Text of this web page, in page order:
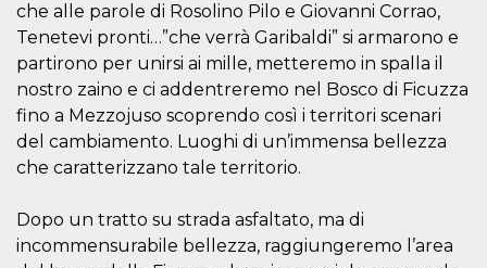
che alle parole di Rosolino Pilo e Giovanni Corrao,
Tenetevi pronti…”che verrà Garibaldi” si armarono e
partirono per unirsi ai mille, metteremo in spalla il
nostro zaino e ci addentreremo nel Bosco di Ficuzza
fino a Mezzojuso scoprendo così i territori scenari
del cambiamento. Luoghi di un’immensa bellezza
che caratterizzano tale territorio.
Dopo un tratto su strada asfaltato, ma di
incommensurabile bellezza, raggiungeremo l’area
access the
Facebook
the
profile
cookie is
after 10
cookie is
via Like
.facebook.com
controllare
funzione